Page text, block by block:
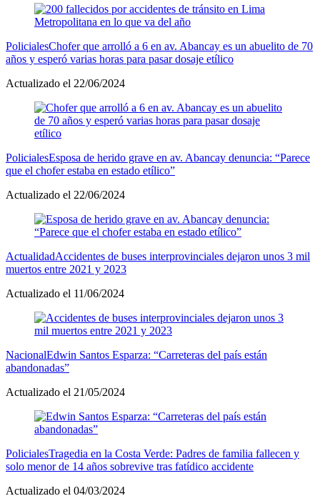
PolicialesChofer que arrolló a 6 en av. Abancay es un abuelito de 70
años y esperó varias horas para pasar dosaje etílico
Actualizado el 22/06/2024
PolicialesEsposa de herido grave en av. Abancay denuncia: “Parece
que el chofer estaba en estado etílico”
Actualizado el 22/06/2024
ActualidadAccidentes de buses interprovinciales dejaron unos 3 mil
muertos entre 2021 y 2023
Actualizado el 11/06/2024
NacionalEdwin Santos Esparza: “Carreteras del país están
abandonadas”
Actualizado el 21/05/2024
PolicialesTragedia en la Costa Verde: Padres de familia fallecen y
solo menor de 14 años sobrevive tras fatídico accidente
Actualizado el 04/03/2024